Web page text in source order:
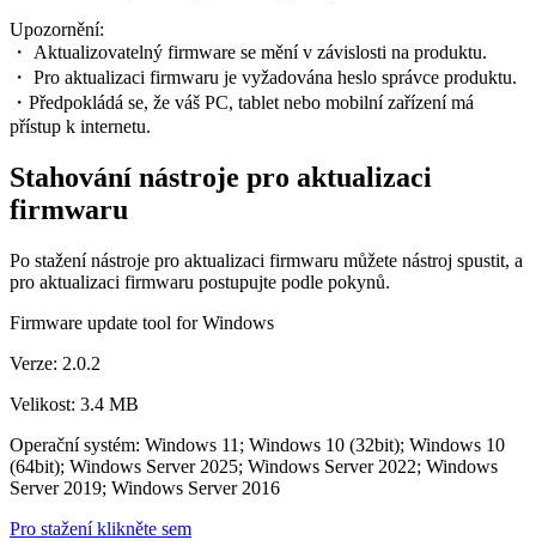
Upozornění:
・ Aktualizovatelný firmware se mění v závislosti na produktu.
・ Pro aktualizaci firmwaru je vyžadována heslo správce produktu.
・Předpokládá se, že váš PC, tablet nebo mobilní zařízení má
přístup k internetu.
Stahování nástroje pro aktualizaci
firmwaru
Po stažení nástroje pro aktualizaci firmwaru můžete nástroj spustit, a
pro aktualizaci firmwaru postupujte podle pokynů.
Firmware update tool for Windows
Verze: 2.0.2
Velikost: 3.4 MB
Operační systém: Windows 11; Windows 10 (32bit); Windows 10
(64bit); Windows Server 2025; Windows Server 2022; Windows
Server 2019; Windows Server 2016
Pro stažení klikněte sem